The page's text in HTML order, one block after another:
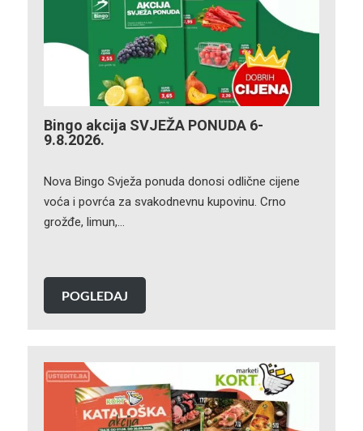
Bingo akcija SVJEŽA PONUDA 6-
9.8.2026.
Nova Bingo Svježa ponuda donosi odlične cijene
voća i povrća za svakodnevnu kupovinu. Crno
grožđe, limun,…
POGLEDAJ